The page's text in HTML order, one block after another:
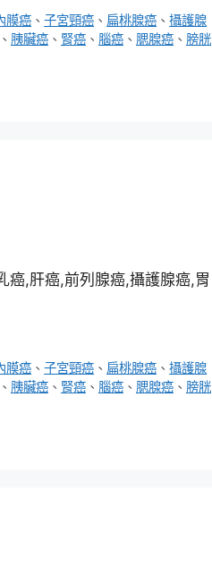
膜癌 、子宮頸癌 、 扁桃腺癌 、攝護腺
、 胰臟癌 、 腎癌 、 腦癌 、 腮腺癌 、 膀胱
癌,肝癌,前列腺癌,攝護腺癌,胃
膜癌 、子宮頸癌 、 扁桃腺癌 、攝護腺
、 胰臟癌 、 腎癌 、 腦癌 、 腮腺癌 、 膀胱